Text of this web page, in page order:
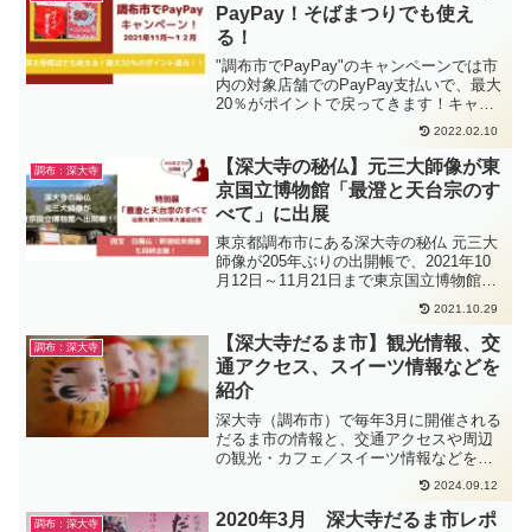
す。ぜひ、一度味わってみて下さい！
PayPay！そばまつりでも使え
る！
"調布市でPayPay"のキャンペーンでは市
内の対象店舗でのPayPay支払いで、最大
20％がポイントで戻ってきます！キャン
ペーンの概要、また深大寺周辺でのキャ
ンペーン参加店舗についても紹介してい
ます。
2022.02.10
調布：深大寺
【深大寺の秘仏】元三大師像が東
京国立博物館「最澄と天台宗のす
べて」に出展
東京都調布市にある深大寺の秘仏 元三大
師像が205年ぶりの出開帳で、2021年10
月12日～11月21日まで東京国立博物館に
出展されています。この記事では、深大
寺の元三大師像、国宝白鳳仏、の出開帳
について紹介しています。
2021.10.29
調布：深大寺
【深大寺だるま市】観光情報、交
通アクセス、スイーツ情報などを
紹介
深大寺（調布市）で毎年3月に開催される
だるま市の情報と、交通アクセスや周辺
の観光・カフェ／スイーツ情報などを紹
介。また深大寺だるま市を楽しむポイン
トとして、お練り行列、だるまの目入
れ、深大寺名物も紹介しています。
2024.09.12
調布：深大寺
2020年3月 深大寺だるま市レポ